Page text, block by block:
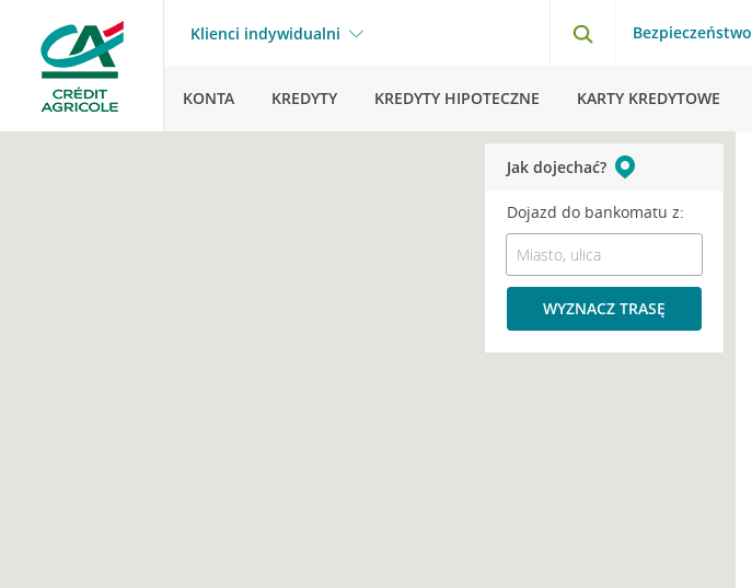
Klienci indywidualni Bezpieczeństwo
KONTA KREDYTY KREDYTY HIPOTECZNE KARTY KREDYTOWE
Jak dojechać?
Dojazd do bankomatu z:
WYZNACZ TRASĘ